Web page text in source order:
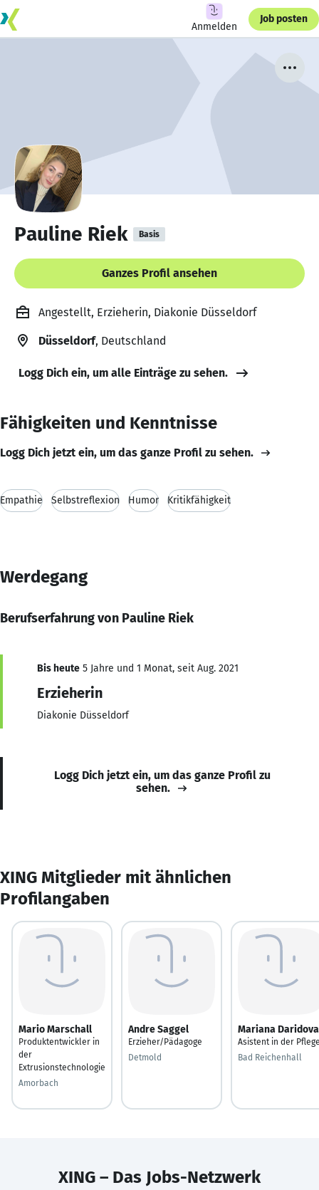
Anmelden
Job posten
Pauline Riek Basis
Ganzes Profil ansehen
Angestellt, Erzieherin, Diakonie Düsseldorf
Düsseldorf, Deutschland
Logg Dich ein, um alle Einträge zu sehen.
Fähigkeiten und Kenntnisse
Logg Dich jetzt ein, um das ganze Profil zu sehen.
Empathie Selbstreflexion Humor Kritikfähigkeit
Werdegang
Berufserfahrung von Pauline Riek
Bis heute 5 Jahre und 1 Monat, seit Aug. 2021
Erzieherin
Diakonie Düsseldorf
Logg Dich jetzt ein, um das ganze Profil zu
sehen.
XING Mitglieder mit ähnlichen
Profilangaben
Mario Marschall
Produktentwickler in
der
Extrusionstechnologie
Amorbach
Andre Saggel
Erzieher/Pädagoge
Detmold
Mariana Daridova
Asistent in der
Bad Reichenhall
XING – Das Jobs-Netzwerk